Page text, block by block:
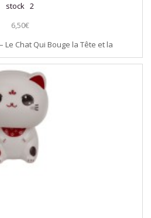
stock 2
6,50€
Le Chat Qui Bouge la Tête et la